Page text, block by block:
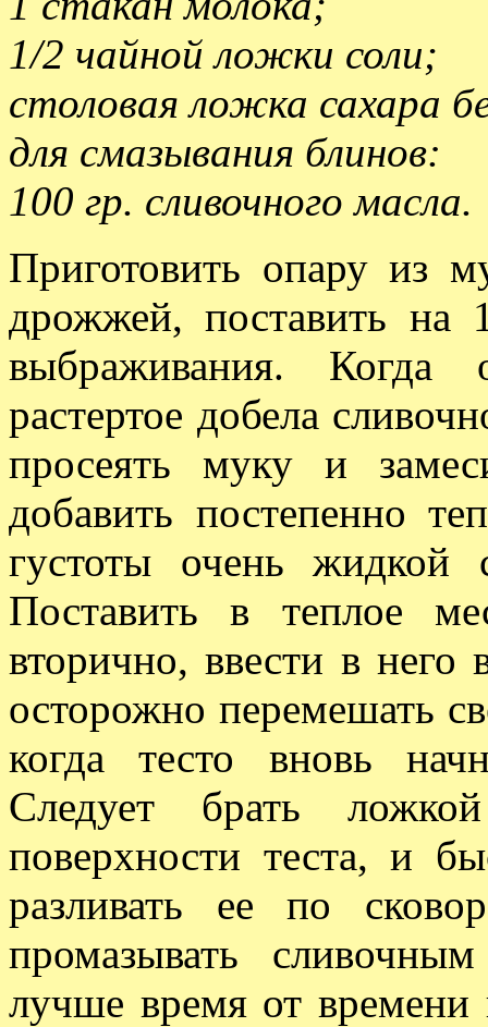
1/2 чайной ложки соли;
столовая ложка сахара
для смазывания блинов:
100 гр. сливочного масла.
Приготовить опару из
дрожжей, поставить на
выбраживания. Когда
растертое добела
просеять муку и
добавить постепенно
густоты очень жидкой
Поставить в теплое
вторично, ввести в него
осторожно перемешать
когда тесто вновь
Следует брать
поверхности теста, и
разливать ее по
промазывать
лучше время от времени